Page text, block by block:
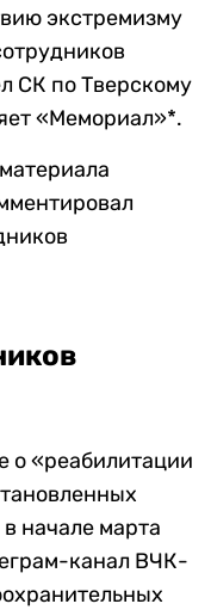
экстремизму
СК по Тверскому
«Мемориал»*.
о «реабилитации
начале марта
канал ВЧК-